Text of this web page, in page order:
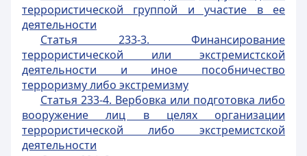
террористической группой и участие в ее
деятельности
Статья 233-3. Финансирование
террористической или экстремистской
деятельности и иное пособничество
терроризму либо экстремизму
Статья 233-4. Вербовка или подготовка либо
вооружение лиц в целях организации
террористической либо экстремистской
деятельности